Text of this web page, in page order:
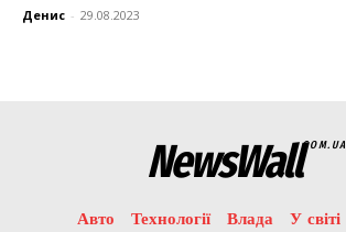
Денис - 29.08.2023
NewsWallCOM.UA
Авто Технології Влада У світі